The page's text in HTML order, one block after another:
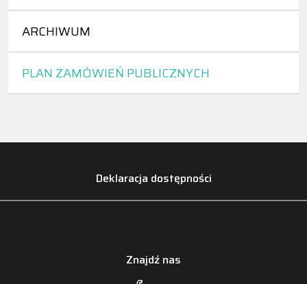
ARCHIWUM
PLAN ZAMÓWIEŃ PUBLICZNYCH
Deklaracja dostępności
Znajdź nas